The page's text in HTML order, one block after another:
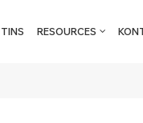
RESOURCES